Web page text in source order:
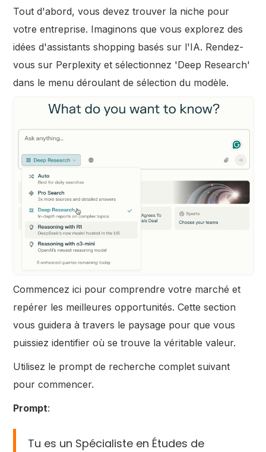
Tout d'abord, vous devez trouver la niche pour
votre entreprise. Imaginons que vous explorez des
idées d'assistants shopping basés sur l'IA. Rendez-
vous sur Perplexity et sélectionnez 'Deep Research'
dans le menu déroulant de sélection du modèle.
Commencez ici pour comprendre votre marché et
repérer les meilleures opportunités. Cette section
vous guidera à travers le paysage pour que vous
puissiez identifier où se trouve la véritable valeur.
Utilisez le prompt de recherche complet suivant
pour commencer.
Prompt:
Tu es un Spécialiste en Études de